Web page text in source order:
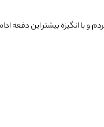
انگیزه بیشتر این دفعه